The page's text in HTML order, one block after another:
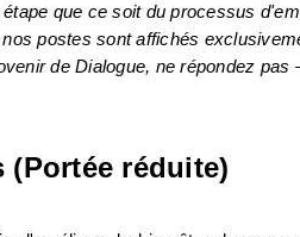
que ce soit du processus
de Dialogue, ne répondez
réduite)